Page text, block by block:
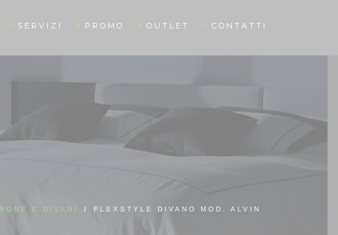
SERVIZI PROMO OUTLET CONTATTI
E DIVANI / FLEXSTYLE DIVANO MOD. ALVIN